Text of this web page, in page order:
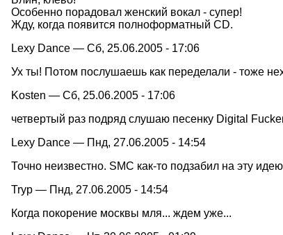
Особенно порадовал женский вокал - супер!
Жду, когда появится полноформатный CD.
Lexy Dance — Сб, 25.06.2005 - 17:06
Ух ты! Потом послушаешь как переделали - тоже
Kosten — Сб, 25.06.2005 - 17:06
четвертый раз подряд слушаю песенку Digital
Lexy Dance — Пнд, 27.06.2005 - 14:54
Точно неизвестно. SMC как-то подзабил на эту
Tryp — Пнд, 27.06.2005 - 14:54
Когда покорение москвы мля... ждем уже...